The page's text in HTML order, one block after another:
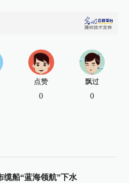
点赞
0
飘过
0
缆船“蓝海领航”下水